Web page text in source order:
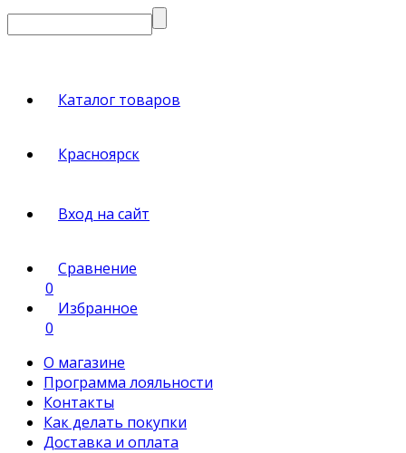
Каталог товаров
Красноярск
Вход на сайт
Сравнение
0
Избранное
0
О магазине
Программа лояльности
Контакты
Как делать покупки
Доставка и оплата